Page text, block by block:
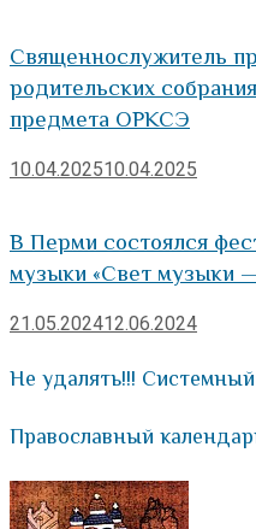
Священнослужитель
родительских
предмета ОРКСЭ
10.04.202510.04.2025
В Перми состоялся
музыки «Свет музыки
21.05.202412.06.2024
Не удалять!!! Системный
Православный